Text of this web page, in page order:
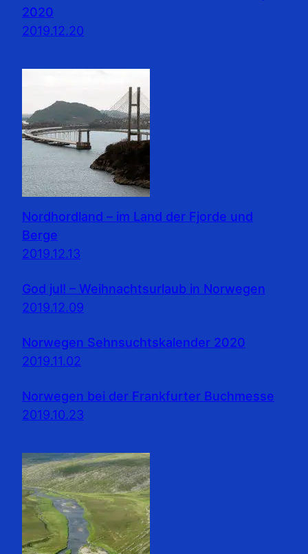
2020
2019.12.20
Nordhordland – im Land der Fjorde und
Berge
2019.12.13
God jul! – Weihnachtsurlaub in Norwegen
2019.12.09
Norwegen Sehnsuchtskalender 2020
2019.11.02
Norwegen bei der Frankfurter Buchmesse
2019.10.23